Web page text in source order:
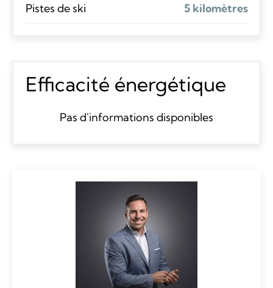
Pistes de ski 5 kilomètres
Efficacité énergétique
Pas d'informations disponibles